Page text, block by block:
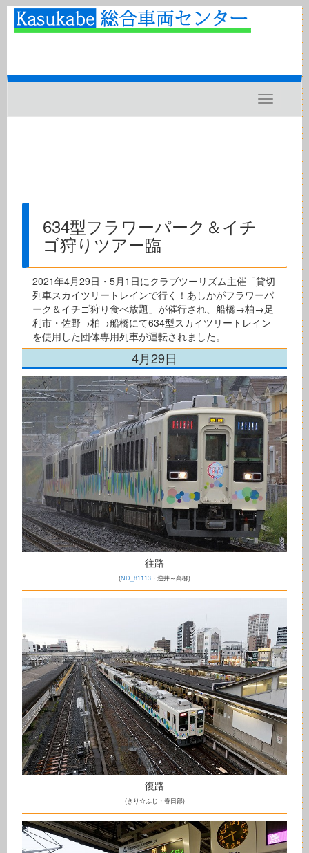
Toggle
navigation
634型フラワーパーク＆イチ
ゴ狩りツアー臨
2021年4月29日・5月1日にクラブツーリズム主催「貸切
列車スカイツリートレインで行く！あしかがフラワーパ
ーク＆イチゴ狩り食べ放題」が催行され、船橋→柏→足
利市・佐野→柏→船橋にて634型スカイツリートレイン
を使用した団体専用列車が運転されました。
4月29日
往路
(ND_81113 ・逆井～高柳)
復路
(きり☆ふじ・春日部)